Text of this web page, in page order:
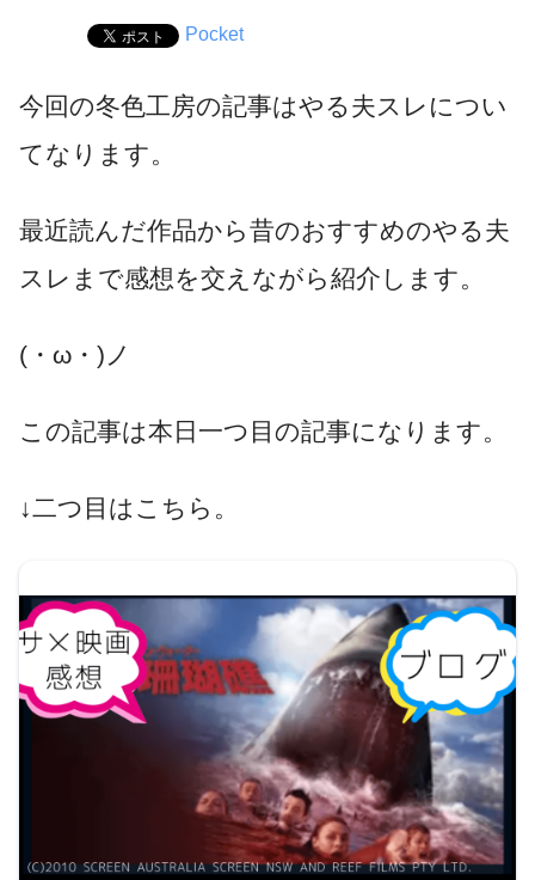
Pocket
今回の冬色工房の記事はやる夫スレについ
てなります。
最近読んだ作品から昔のおすすめのやる夫
スレまで感想を交えながら紹介します。
(・ω・)ノ
この記事は本日一つ目の記事になります。
↓二つ目はこちら。